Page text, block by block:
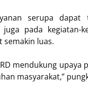
serupa dapat
pada kegiatan-
semakin luas.
mendukung
masyarakat,”